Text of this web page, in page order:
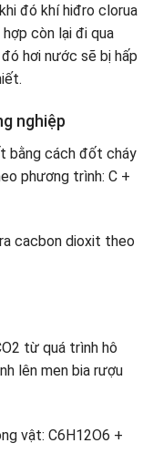
đó khí hiđro clorua
còn lại đi qua
hơi nước sẽ bị hấp
nghiệp
bằng cách đốt cháy
phương trình: C +
cacbon dioxit theo
từ quá trình hô
lên men bia rượu
vật: C6H12O6 +